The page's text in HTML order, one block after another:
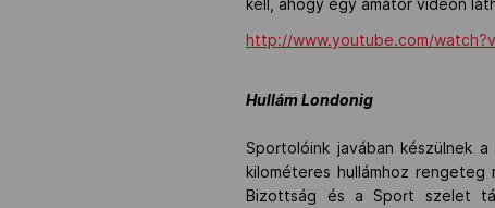
kell, ahogy egy amatőr videón
http://www.youtube.com/
Hullám Londonig
Sportolóink javában készülnek
kilométeres hullámhoz
Bizottság és a Sport szelet